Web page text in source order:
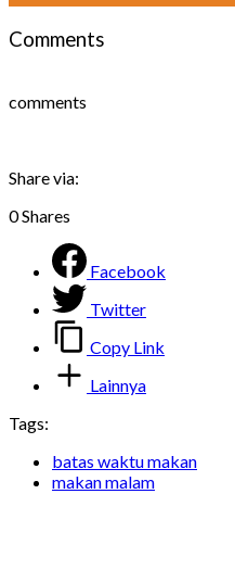
Comments
comments
Share via:
0Shares
Facebook
Twitter
Copy Link
Lainnya
Tags:
batas waktu makan
makan malam